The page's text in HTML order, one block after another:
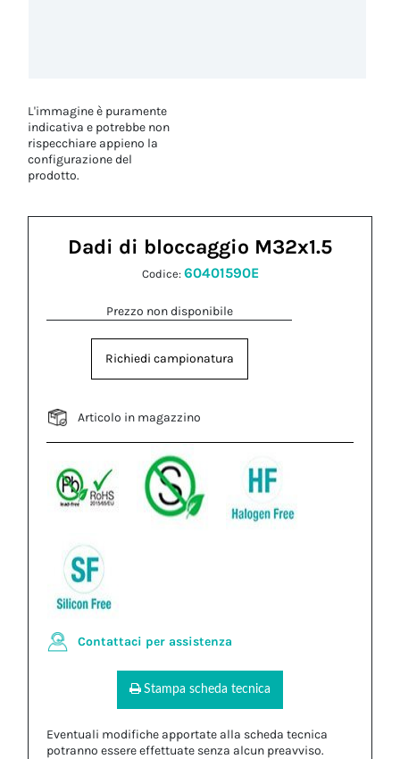
L'immagine è puramente
indicativa e potrebbe non
rispecchiare appieno la
configurazione del
prodotto.
Dadi di bloccaggio M32x1.5
Codice: 60401590E
Prezzo non disponibile
Richiedi campionatura
Articolo in magazzino
Contattaci per assistenza
Stampa scheda tecnica
Eventuali modifiche apportate alla scheda tecnica
potranno essere effettuate senza alcun preavviso.